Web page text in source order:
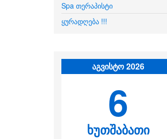
Spa თერაპისტი
ყურადღება !!!
აგვისტო 2026
6
ხუთშაბათი